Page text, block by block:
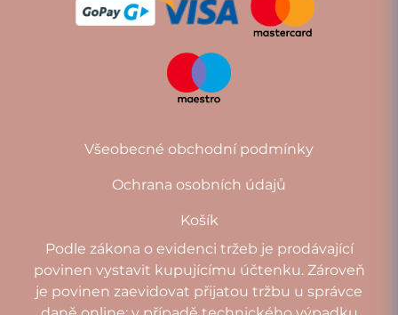
Všeobecné obchodní podmínky
Ochrana osobních údajů
Košík
Podle zákona o evidenci tržeb je prodávající
povinen vystavit kupujícímu účtenku. Zároveň
je povinen zaevidovat přijatou tržbu u správce